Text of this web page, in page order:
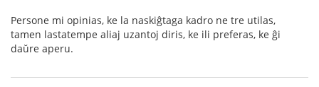
Persone mi opinias, ke la naskiĝtaga kadro ne tre utilas,
tamen lastatempe aliaj uzantoj diris, ke ili preferas, ke ĝi
daŭre aperu.